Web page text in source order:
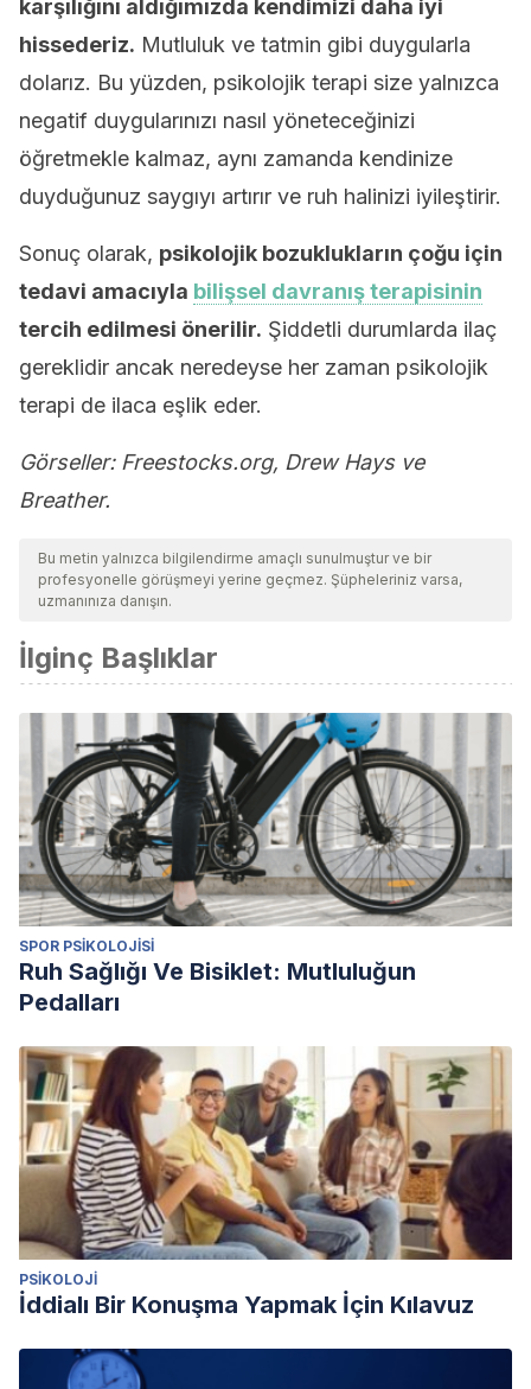
karşılığını aldığımızda kendimizi daha iyi
hissederiz. Mutluluk ve tatmin gibi duygularla
dolarız. Bu yüzden, psikolojik terapi size yalnızca
negatif duygularınızı nasıl yöneteceğinizi
öğretmekle kalmaz, aynı zamanda kendinize
duyduğunuz saygıyı artırır ve ruh halinizi iyileştirir.
Sonuç olarak, psikolojik bozuklukların çoğu için
tedavi amacıyla bilişsel davranış terapisinin
tercih edilmesi önerilir. Şiddetli durumlarda ilaç
gereklidir ancak neredeyse her zaman psikolojik
terapi de ilaca eşlik eder.
Görseller: Freestocks.org, Drew Hays ve
Breather.
Bu metin yalnızca bilgilendirme amaçlı sunulmuştur ve bir
profesyonelle görüşmeyi yerine geçmez. Şüpheleriniz varsa,
uzmanınıza danışın.
İlginç Başlıklar
SPOR PSIKOLOJISI
Ruh Sağlığı Ve Bisiklet: Mutluluğun
Pedalları
PSIKOLOJI
İddialı Bir Konuşma Yapmak İçin Kılavuz